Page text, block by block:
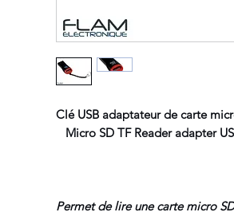
Clé USB adaptateur de carte
Micro SD TF Reader adapter
Permet de lire une carte micro